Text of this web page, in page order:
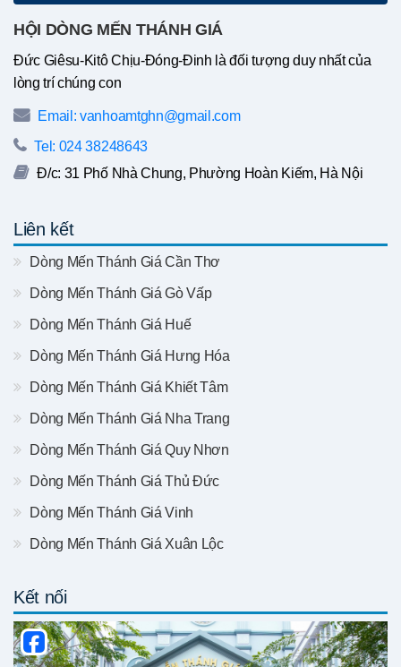
HỘI DÒNG MẾN THÁNH GIÁ
Đức Giêsu-Kitô Chịu-Đóng-Đinh là đối tượng duy nhất của
lòng trí chúng con
Email: vanhoamtghn@gmail.com
Tel: 024 38248643
Đ/c: 31 Phố Nhà Chung, Phường Hoàn Kiếm, Hà Nội
Liên kết
Dòng Mến Thánh Giá Cần Thơ
Dòng Mến Thánh Giá Gò Vấp
Dòng Mến Thánh Giá Huế
Dòng Mến Thánh Giá Hưng Hóa
Dòng Mến Thánh Giá Khiết Tâm
Dòng Mến Thánh Giá Nha Trang
Dòng Mến Thánh Giá Quy Nhơn
Dòng Mến Thánh Giá Thủ Đức
Dòng Mến Thánh Giá Vinh
Dòng Mến Thánh Giá Xuân Lộc
Kết nối